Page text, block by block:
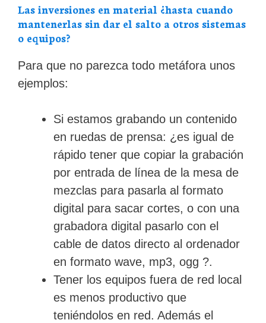
Las inversiones en material ¿hasta cuando
mantenerlas sin dar el salto a otros sistemas
o equipos?
Para que no parezca todo metáfora unos
ejemplos:
Si estamos grabando un contenido
en ruedas de prensa: ¿es igual de
rápido tener que copiar la grabación
por entrada de línea de la mesa de
mezclas para pasarla al formato
digital para sacar cortes, o con una
grabadora digital pasarlo con el
cable de datos directo al ordenador
en formato wave, mp3, ogg ?.
Tener los equipos fuera de red local
es menos productivo que
teniéndolos en red. Además el